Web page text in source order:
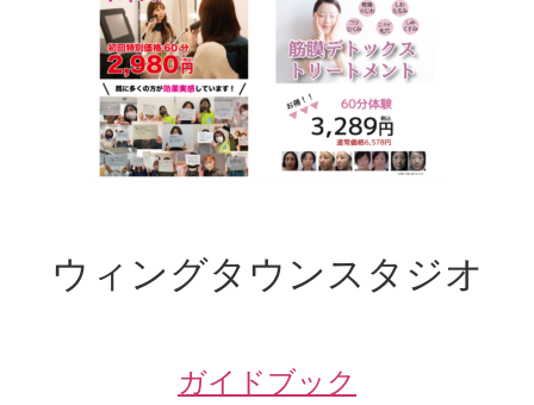
ウィングタウンスタジオ
ガイドブック